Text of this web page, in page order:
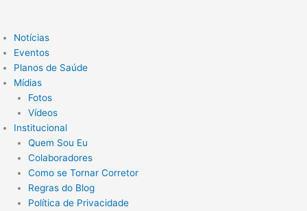
Notícias
Eventos
Planos de Saúde
Mídias
Fotos
Vídeos
Institucional
Quem Sou Eu
Colaboradores
Como se Tornar Corretor
Regras do Blog
Política de Privacidade